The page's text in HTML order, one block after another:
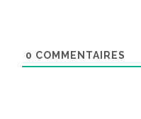
0 COMMENTAIRES